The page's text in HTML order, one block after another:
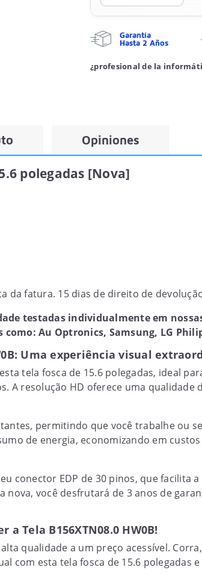
Garantía
Hasta 2 Años
¿profesional de la
Opiniones
polegadas [Nova]
da fatura. 15 dias de direito de
testadas individualmente em
Au Optronics, Samsung, LG
Uma experiência visual
tela fosca de 15.6 polegadas, ideal
A resolução HD oferece uma qualidade
permitindo que você trabalhe ou
de energia, economizando em
conector EDP de 30 pinos, que facilita
nova, você desfrutará de 3 anos de
Tela B156XTN08.0 HW0B!
qualidade a um preço acessível.
com esta tela fosca de 15.6 polegadas